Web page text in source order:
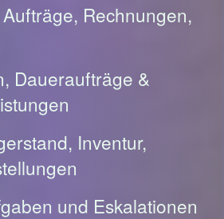
Rechnungen,
Daueraufträge &
Inventur,
und Eskalationen